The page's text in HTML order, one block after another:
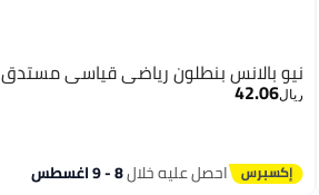
نيو بالانس بنطلون رياضي قياسي مستدق بوصة
ريال42.06
احصل عليه خلال8 - 9 اغسطس